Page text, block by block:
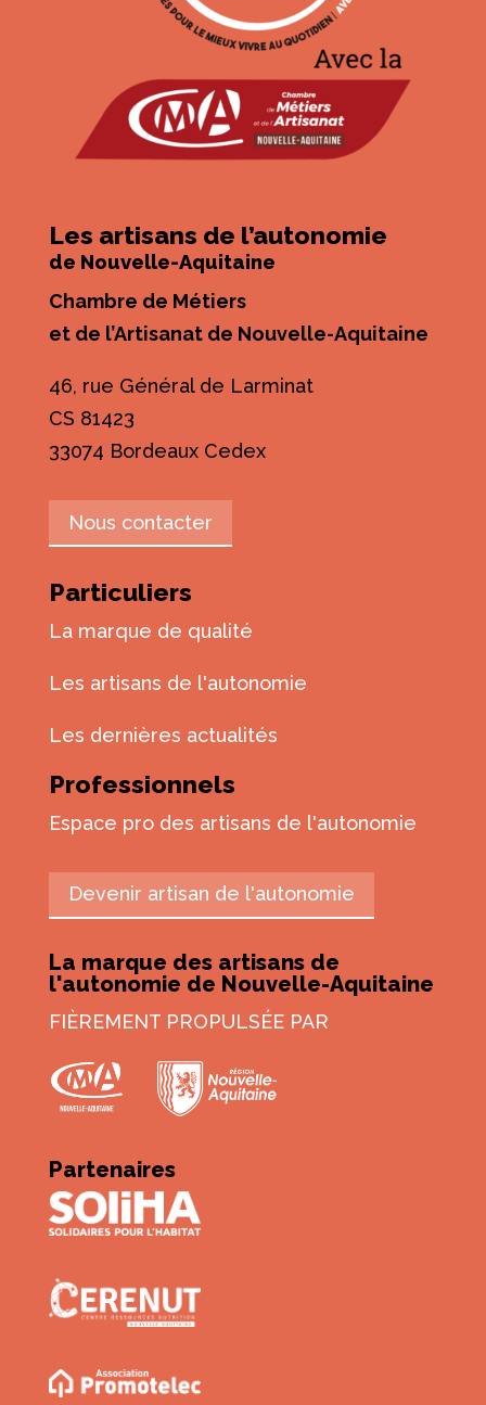
Les artisans de l’autonomie
de Nouvelle-Aquitaine
Chambre de Métiers
et de l’Artisanat de Nouvelle-Aquitaine
46, rue Général de Larminat
CS 81423
33074 Bordeaux Cedex
Nous contacter
Particuliers
La marque de qualité
Les artisans de l'autonomie
Les dernières actualités
Professionnels
Espace pro des artisans de l'autonomie
Devenir artisan de l'autonomie
La marque des artisans de
l'autonomie de Nouvelle-Aquitaine
FIÈREMENT PROPULSÉE PAR
Partenaires